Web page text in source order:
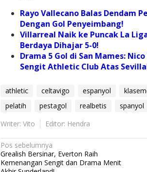
Rayo Vallecano Balas Dendam
Dengan Gol Penyeimbang!
Villarreal Naik ke Puncak La
Berdaya Dihajar 5-0!
Drama 5 Gol di San Mames:
Sengit Athletic Club Atas
athletic celtavigo espanyol
pelatih
pestagol realbetis spanyol
Writer: Vito
Editor: Hendra
N
a
Pos sebelumnya
Grealish Bersinar, Everton Raih
Kemenangan Sengit dan Drama Menit